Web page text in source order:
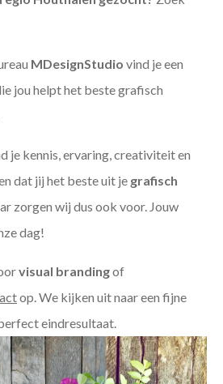
MDesignStudio vind je een
jou helpt het beste grafisch
je kennis, ervaring, creativiteit en
dat jij het beste uit je grafisch
zorgen wij dus ook voor. Jouw
dag!
visual brandingof
op. We kijken uit naar een fijne
eindresultaat.